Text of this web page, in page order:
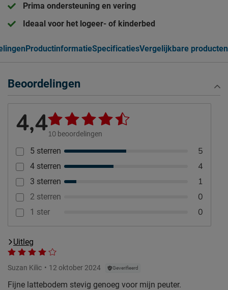
Prima ondersteuning en vering
Ideaal voor het logeer- of kinderbed
ProductinformatieSpecificatiesVergelijkbare producten
Beoordelingen
4,410 beoordelingen
5 sterren 5
4 sterren 4
3 sterren 1
2 sterren 0
1 ster 0
Uitleg
Suzan Kilic 12 oktober 2024 Geverifieerd
Fijne lattebodem stevig genoeg voor mijn peuter.